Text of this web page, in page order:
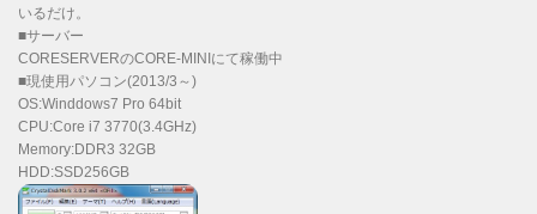
いるだけ。
■サーバー
CORESERVERのCORE-MINIにて稼働中
■現使用パソコン(2013/3～)
OS:Winddows7 Pro 64bit
CPU:Core i7 3770(3.4GHz)
Memory:DDR3 32GB
HDD:SSD256GB